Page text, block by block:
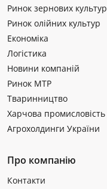
Ринок зернових культур
Ринок олійних культур
Економіка
Логістика
Новини компаній
Ринок МТР
Тваринництво
Харчова промисловість
Агрохолдинги України
Про компанію
Контакти